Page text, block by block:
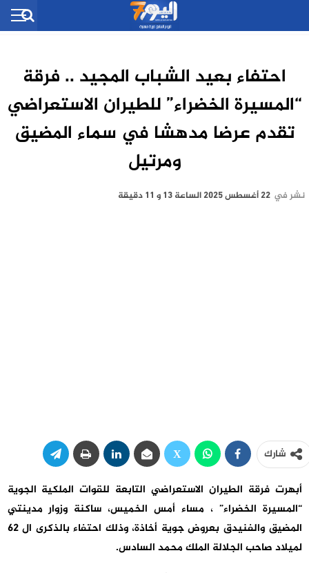
احتفاء بعيد الشباب المجيد .. فرقة
“المسيرة الخضراء” للطيران الاستعراضي
تقدم عرضا مدهشا في سماء المضيق
ومرتيل
نشر في 22 أغسطس 2025 الساعة 13 و 11 دقيقة
شارك
أبهرت فرقة الطيران الاستعراضي التابعة للقوات الملكية الجوية
“المسيرة الخضراء” ، مساء أمس الخميس، ساكنة وزوار مدينتي
المضيق والفنيدق بعروض جوية أخاذة، وذلك احتفاء بالذكرى ال 62
لميلاد صاحب الجلالة الملك محمد السادس.